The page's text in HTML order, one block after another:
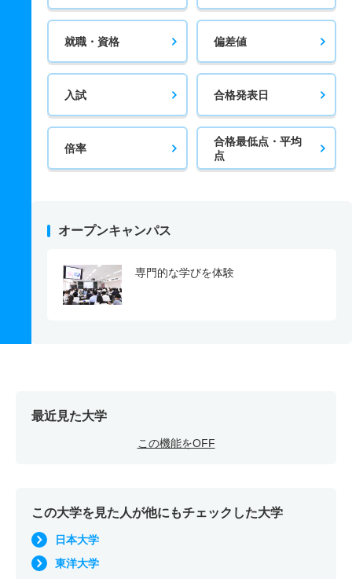
就職・資格 偏差値
入試 合格発表日
倍率
合格最低点・平均
点
オープンキャンパス
専門的な学びを体験
最近見た大学
この機能をOFF
この大学を見た人が他にもチェックした大学
日本大学
東洋大学